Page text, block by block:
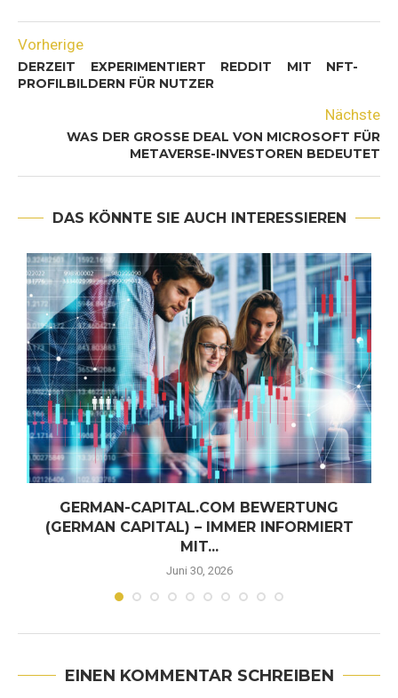
Vorherige
DERZEIT EXPERIMENTIERT REDDIT MIT NFT-
PROFILBILDERN FÜR NUTZER
Nächste
WAS DER GROSSE DEAL VON MICROSOFT FÜR M
ETAVERSE-INVESTOREN BEDEUTET
DAS KÖNNTE SIE AUCH INTERESSIEREN
GERMAN-CAPITAL.COM BEWERTUNG
(GERMAN CAPITAL) – IMMER INFORMIERT
MIT...
Juni 30, 2026
EINEN KOMMENTAR SCHREIBEN